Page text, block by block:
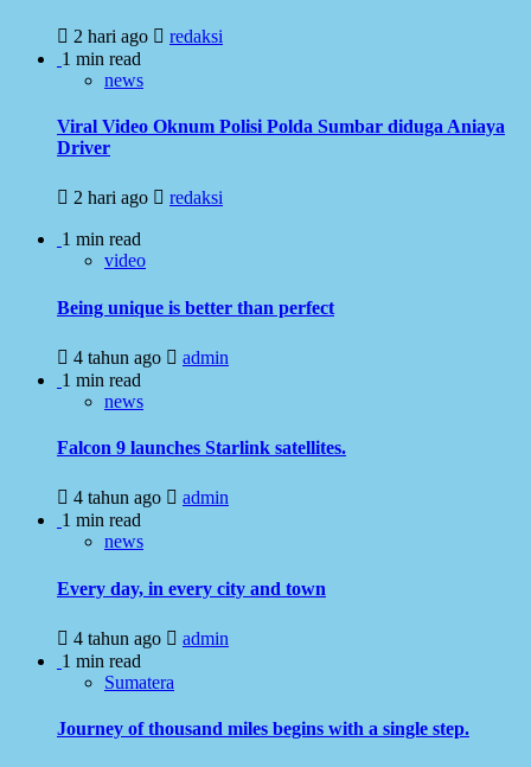
2 hari ago
redaksi
1 min read
news
Viral Video Oknum Polisi Polda Sumbar diduga Aniaya
Driver
2 hari ago redaksi
1 min read
video
Being unique is better than perfect
4 tahun ago
admin
1 min read
news
Falcon 9 launches Starlink satellites.
4 tahun ago
admin
1 min read
news
Every day, in every city and town
4 tahun ago
admin
1 min read
Sumatera
Journey of thousand miles begins with a single step.